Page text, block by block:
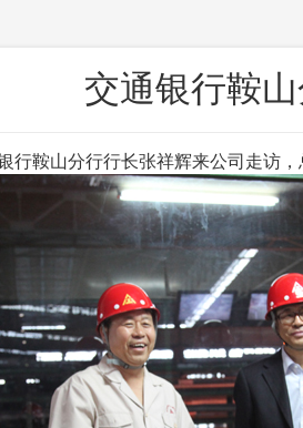
交通银行鞍
行鞍山分行行长张祥辉来公司走访